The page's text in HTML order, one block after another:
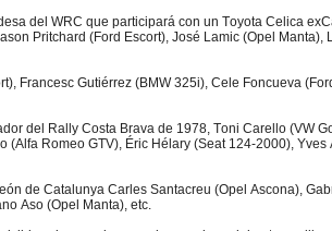
del WRC que participará con un Toyota Celica
Pritchard (Ford Escort), José Lamic (Opel
Francesc Gutiérrez (BMW 325i), Cele Foncueva
del Rally Costa Brava de 1978, Toni Carello (VW
Romeo GTV), Éric Hélary (Seat 124-2000),
de Catalunya Carles Santacreu (Opel Ascona),
Aso (Opel Manta), etc.